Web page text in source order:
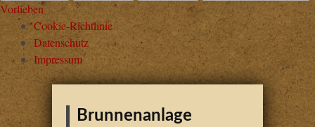
Vorlieben
Cookie-Richtlinie
Datenschutz
Impressum
Brunnenanlage